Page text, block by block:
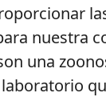
nuestra
una